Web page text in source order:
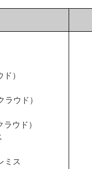
）
ラウド）
ウド）
ミス